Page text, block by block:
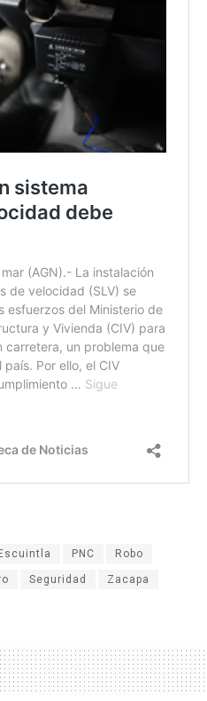
PNC Robo
Seguridad Zacapa